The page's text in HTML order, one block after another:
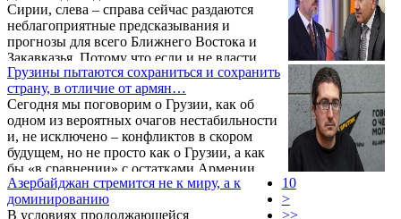
Сирии, слева – справа сейчас раздаются
неблагоприятные предсказывания и
прогнозы для всего Ближнего Востока и
Закавказья. Потому что если и не власти
Турции, то турецкие СМИ наперебой
пишут о дальнейшей разнузданной
экспансии турков и протурецких различных
«прокси»-групп. И в качестве одного из
направлений громогласно указано – да,
армянский Сюник и так называемый
«зангезурский коридор». Не говоря уже о
том, что турки собираются оккупировать
многие части бывшей ...
Грузины пытаются сохраниться и сохранить
страну, в отличие от армян…
Сегодня мы поговорим о Грузии, как об
одном из вероятных очагов нестабильности
и, не исключено – конфликтов в скором
будущем, но не просто как о Грузии, а как
бы «в сравнении» с остатками Армении.
Мы, да и не только мы, многократно на
протяжении 2023-24 годов, отмечали и
Азербайджан стремится не к миру, а к
доминированию
В условиях продолжающейся
10
>
>>